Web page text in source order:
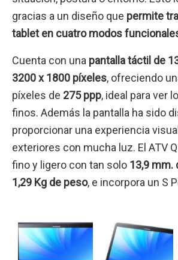
gracias a un diseño que permite
tablet en cuatro modos
Cuenta con una pantalla táctil de
3200 x 1800 píxeles, ofreciendo
píxeles de 275 ppp, ideal para ver
finos. Además la pantalla ha sido
proporcionar una experiencia
exteriores con mucha luz. El ATV
fino y ligero con tan solo 13,9 mm.
1,29 Kg de peso, e incorpora un S